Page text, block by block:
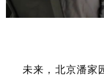
未来，北京潘家